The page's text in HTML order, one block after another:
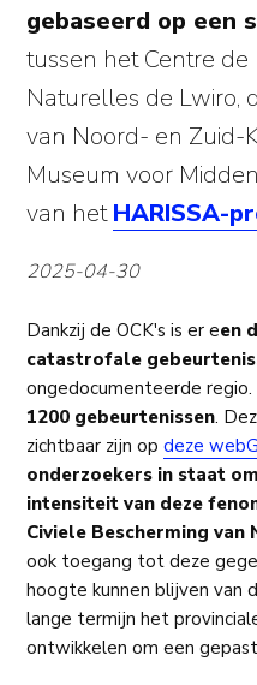
gebaseerd op een
tussen het Centre de
Naturelles de Lwiro,
van Noord- en Zuid-
Museum voor
van hetHARISSA-
2025-04-30
Dankzij de OCK's is er een
catastrofale
ongedocumenteerde
1200 gebeurtenissen.
zichtbaar zijn opdeze
onderzoekers in staat
intensiteit van deze
Civiele Bescherming
ook toegang tot deze
hoogte kunnen blijven van
lange termijn het
ontwikkelen om een